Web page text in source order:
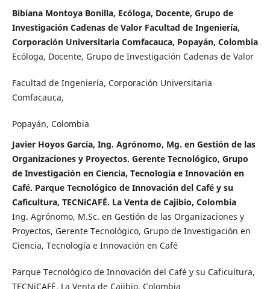
Bibiana Montoya Bonilla, Ecóloga, Docente, Grupo de
Investigación Cadenas de Valor Facultad de Ingeniería,
Corporación Universitaria Comfacauca, Popayán, Colombia
Ecóloga, Docente, Grupo de Investigación Cadenas de Valor
Facultad de Ingeniería, Corporación Universitaria
Comfacauca,
Popayán, Colombia
Javier Hoyos García, Ing. Agrónomo, Mg. en Gestión de las
Organizaciones y Proyectos. Gerente Tecnológico, Grupo
de Investigación en Ciencia, Tecnología e Innovación en
Café. Parque Tecnológico de Innovación del Café y su
Caficultura, TECNiCAFÉ. La Venta de Cajibio, Colombia
Ing. Agrónomo, M.Sc. en Gestión de las Organizaciones y
Proyectos, Gerente Tecnológico, Grupo de Investigación en
Ciencia, Tecnología e Innovación en Café
Parque Tecnológico de Innovación del Café y su Caficultura,
TECNiCAFÉ. La Venta de Cajibio, Colombia